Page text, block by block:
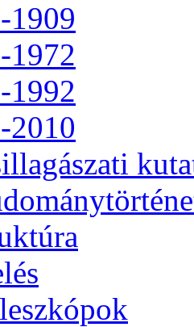
1909
1972
1992
2010